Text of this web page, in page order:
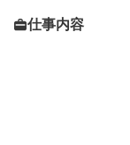
仕事内容